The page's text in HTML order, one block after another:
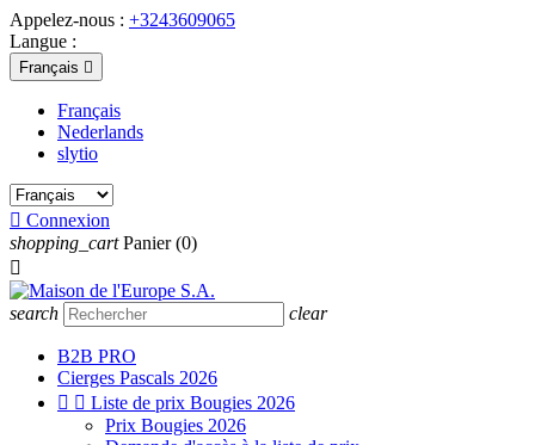
Appelez-nous : +3243609065
Langue :
Français 
Français
Nederlands
slytio
 Connexion
shopping_cart Panier (0)

search clear
B2B PRO
Cierges Pascals 2026
  Liste de prix Bougies 2026
Prix Bougies 2026